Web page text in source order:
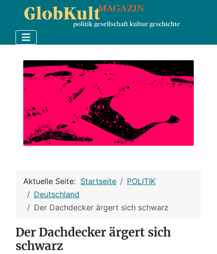
Aktuelle Seite: Startseite
POLITIK
Deutschland
Der Dachdecker ärgert sich schwarz
Der Dachdecker ärgert sich
schwarz